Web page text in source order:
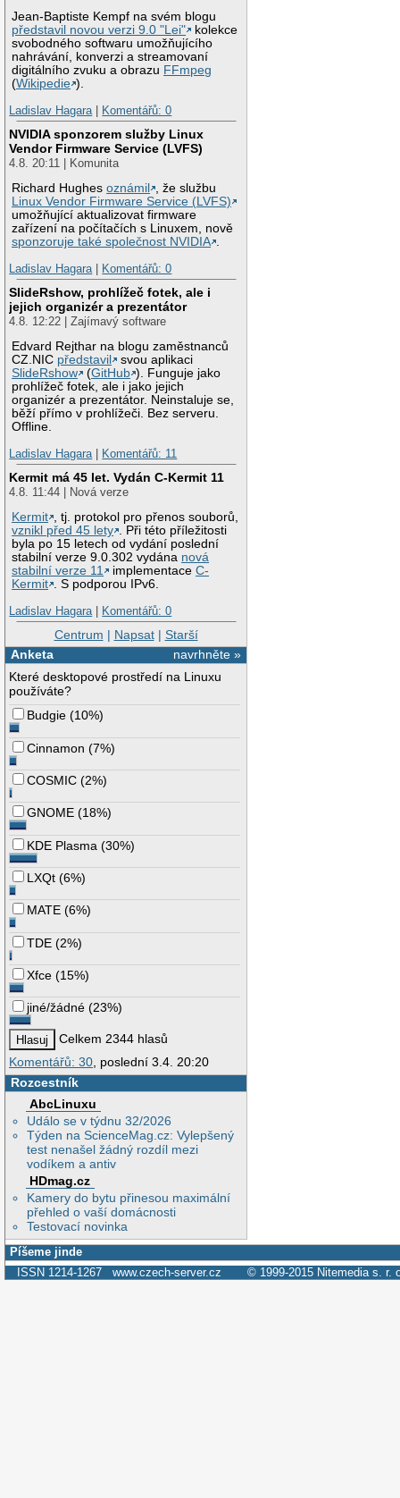
Jean-Baptiste Kempf na svém blogu
představil novou verzi 9.0 "Lei"
kolekce
svobodného softwaru umožňujícího
nahrávání, konverzi a streamovaní
digitálního zvuku a obrazu FFmpeg
(Wikipedie ).
Ladislav Hagara| Komentářů: 0
NVIDIA sponzorem služby Linux
Vendor Firmware Service (LVFS)
4.8. 20:11 | Komunita
Richard Hughesoznámil
, že službu
Linux Vendor Firmware Service (LVFS)
umožňující aktualizovat firmware
zařízení na počítačích s Linuxem, nově
sponzoruje také společnost NVIDIA .
Ladislav Hagara| Komentářů: 0
SlideRshow, prohlížeč fotek, ale i
jejich organizér a prezentátor
4.8. 12:22 | Zajímavý software
Edvard Rejthar na blogu zaměstnanců
CZ.NIC představil
svou aplikaci
SlideRshow
(GitHub ). Funguje jako
prohlížeč fotek, ale i jako jejich
organizér a prezentátor. Neinstaluje se,
běží přímo v prohlížeči. Bez serveru.
Offline.
Ladislav Hagara| Komentářů: 11
Kermit má 45 let. Vydán C-Kermit 11
4.8. 11:44 | Nová verze
Kermit , tj. protokol pro přenos souborů,
vznikl před 45 lety . Při této příležitosti
byla po 15 letech od vydání poslední
stabilní verze 9.0.302 vydána nová
stabilní verze 11
implementaceC-
Kermit . S podporou IPv6.
Ladislav Hagara| Komentářů: 0
Centrum | Napsat| Starší
navrhněte »
Anketa
Které desktopové prostředí na Linuxu
používáte?
Budgie (10%)
Cinnamon (7%)
COSMIC (2%)
GNOME (18%)
KDE Plasma (30%)
LXQt (6%)
MATE (6%)
TDE (2%)
Xfce (15%)
jiné/žádné (23%)
Celkem 2344 hlasů
Komentářů: 30 , poslední 3.4. 20:20
Rozcestník
AbcLinuxu
Událo se v týdnu 32/2026
Týden na ScienceMag.cz: Vylepšený
test nenašel žádný rozdíl mezi
vodíkem a antiv
HDmag.cz
Kamery do bytu přinesou maximální
přehled o vaší domácnosti
Testovací novinka
Píšeme jinde
ISSN 1214-1267 www.czech-server.cz © 1999-2015 Nitemedia s. r.